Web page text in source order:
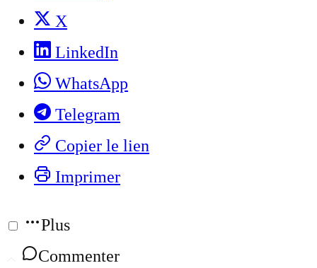
X
LinkedIn
WhatsApp
Telegram
Copier le lien
Imprimer
Plus
Commenter